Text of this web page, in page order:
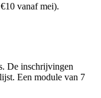
vanaf mei).
De inschrijvingen
Een module van 7